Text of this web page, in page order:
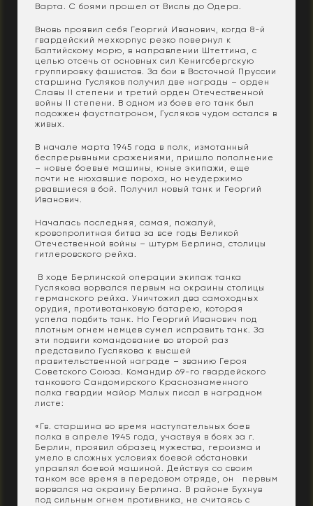
Варта. С боями прошел от Вислы до Одера.
Вновь проявил себя Георгий Иванович, когда 8-й
гвардейский мехкорпус резко повернул к
Балтийскому морю, в направлении Штеттина, с
целью отсечь от основных сил Кенигсбергскую
группировку фашистов. За бои в Восточной Пруссии
старшина Гусляков получил две награды – орден
Славы II степени и третий орден Отечественной
войны II степени. В одном из боев его танк был
подожжен фаустпатроном, Гусляков чудом остался в
живых.
В начале марта 1945 года в полк, измотанный
беспрерывными сражениями, пришло пополнение
– новые боевые машины, юные экипажи, еще
почти не нюхавшие пороха, но неудержимо
рвавшиеся в бой. Получил новый танк и Георгий
Иванович.
Началась последняя, самая, пожалуй,
кровопролитная битва за все годы Великой
Отечественной войны – штурм Берлина, столицы
гитлеровского рейха.
В ходе Берлинской операции экипаж танка
Гуслякова ворвался первым на окраины столицы
германского рейха. Уничтожил два самоходных
орудия, противотанковую батарею, которая
успела подбить танк. Но Георгий Иванович под
плотным огнем немцев сумел исправить танк. За
эти подвиги командование во второй раз
представило Гуслякова к высшей
правительственной награде – званию Героя
Советского Союза. Командир 69-го гвардейского
танкового Сандомирского Краснознаменного
полка гвардии майор Малых писал в наградном
листе:
«Гв. старшина во время наступательных боев
полка в апреле 1945 года, участвуя в боях за г.
Берлин, проявил образец мужества, героизма и
умело в сложных условиях боевой обстановки
управлял боевой машиной. Действуя со своим
танком все время в передовом отряде, он первым
ворвался на окраину Берлина. В районе Бухнув
под сильным огнем противника, не считаясь с